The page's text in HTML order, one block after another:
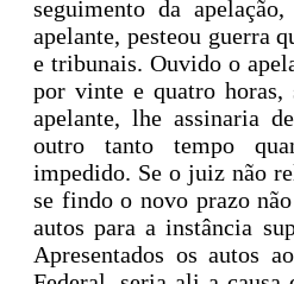
seguimento da
apelante, pesteou guerra
e tribunais. Ouvido o
por vinte e quatro horas,
apelante, lhe assinaria
outro tanto tempo
impedido. Se o juiz não
se findo o novo prazo
autos para a instância
Apresentados os autos